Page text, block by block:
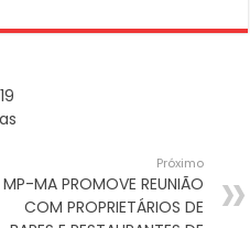
Próximo
MP-MA PROMOVE REUNIÃO
COM PROPRIETÁRIOS DE